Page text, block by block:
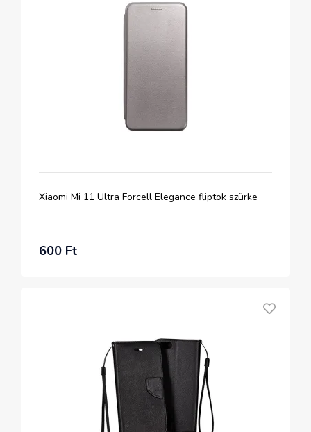
Xiaomi Mi 11 Ultra Forcell Elegance fliptok szürke
600 Ft